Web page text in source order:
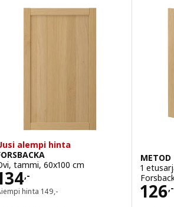
alempi hinta
tammi, 60x100 cm
,- 134,-
hinta 149,-
Aiempi hinta 149,-
METOD
1
126,-